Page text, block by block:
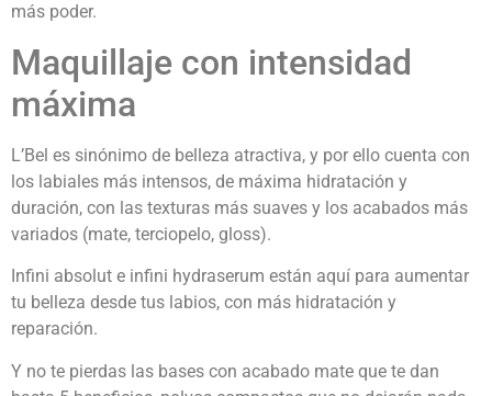
más poder.
Maquillaje con intensidad
máxima
L’Bel es sinónimo de belleza atractiva, y por ello cuenta con
los labiales más intensos, de máxima hidratación y
duración, con las texturas más suaves y los acabados más
variados (mate, terciopelo, gloss).
Infini absolut e infini hydraserum están aquí para aumentar
tu belleza desde tus labios, con más hidratación y
reparación.
Y no te pierdas las bases con acabado mate que te dan